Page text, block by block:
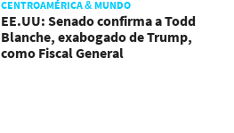
CENTROAMÉRICA & MUNDO
EE.UU: Senado confirma a Todd
Blanche, exabogado de Trump,
como Fiscal General